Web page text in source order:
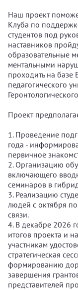
Наш проект
Клуба по
студентов под
наставников
образовательные
ментальными
проходить на базе
педагогического
Проект
1. Проведение
года -
первичное
2. Организацию
включающего
семинаров в
3. Реализацию
людей с октября
связи.
4. В декабре 2026
итогов проекта и
участникам
стратегическая
формированию
завершения
представителей